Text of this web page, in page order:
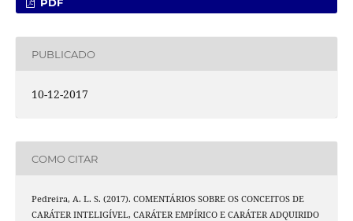
PDF
PUBLICADO
10-12-2017
COMO CITAR
Pedreira, A. L. S. (2017). COMENTÁRIOS SOBRE OS CONCEITOS DE
CARÁTER INTELIGÍVEL, CARÁTER EMPÍRICO E CARÁTER ADQUIRIDO